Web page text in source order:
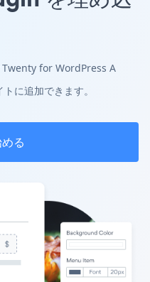
for WordPress A
に追加できます。
る